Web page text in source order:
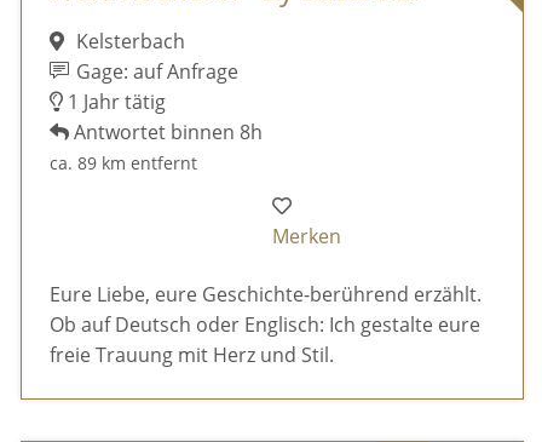
Kelsterbach
Gage: auf Anfrage
1 Jahr tätig
Antwortet binnen 8h
ca. 89 km entfernt
Merken
Eure Liebe, eure Geschichte-berührend erzählt.
Ob auf Deutsch oder Englisch: Ich gestalte eure
freie Trauung mit Herz und Stil.